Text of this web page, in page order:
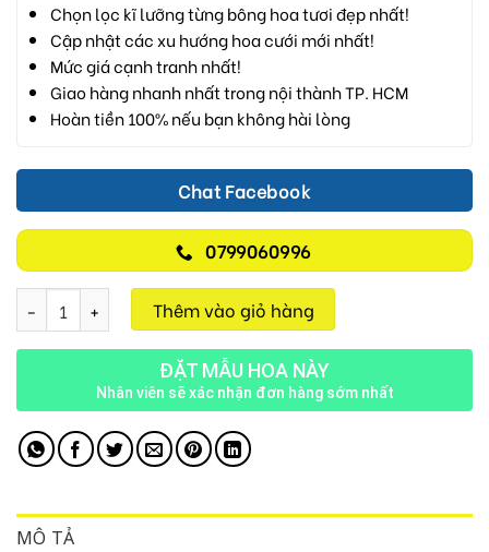
Chọn lọc kĩ lưỡng từng bông hoa tươi đẹp nhất!
Cập nhật các xu hướng hoa cưới mới nhất!
Mức giá cạnh tranh nhất!
Giao hàng nhanh nhất trong nội thành TP. HCM
Hoàn tiền 100% nếu bạn không hài lòng
Chat Facebook
0799060996
Tình Đẹp D25 số lượngThêm vào giỏ hàng
ĐẶT MẪU HOA NÀY
Nhân viên sẽ xác nhận đơn hàng sớm nhất
MÔ TẢ